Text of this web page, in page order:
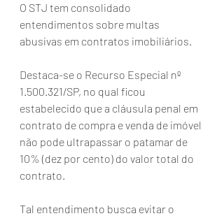
O STJ tem consolidado
entendimentos sobre multas
abusivas em contratos imobiliários.
Destaca-se o Recurso Especial nº
1.500.321/SP, no qual ficou
estabelecido que a cláusula penal em
contrato de compra e venda de imóvel
não pode ultrapassar o patamar de
10% (dez por cento) do valor total do
contrato.
Tal entendimento busca evitar o